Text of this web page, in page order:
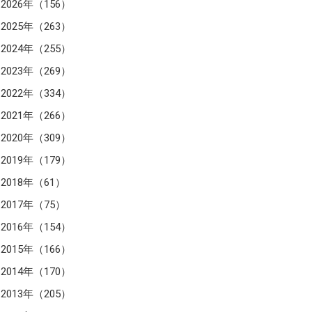
2026年（156）
2025年（263）
2024年（255）
2023年（269）
2022年（334）
2021年（266）
2020年（309）
2019年（179）
2018年（61）
2017年（75）
2016年（154）
2015年（166）
2014年（170）
2013年（205）